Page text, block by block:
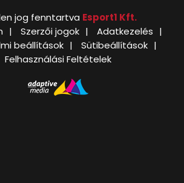
jog fenntartva Esport1 Kft.
Szerzői jogok
Adatkezelés
beállítások
Sütibeállítások
Felhasználási Feltételek